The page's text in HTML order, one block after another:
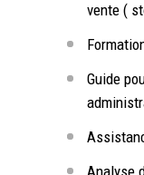
vente (
Guide